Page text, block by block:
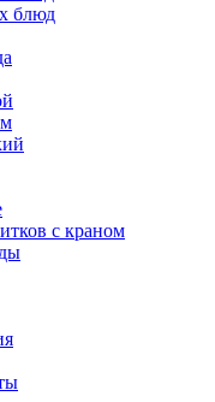
блюд
с краном